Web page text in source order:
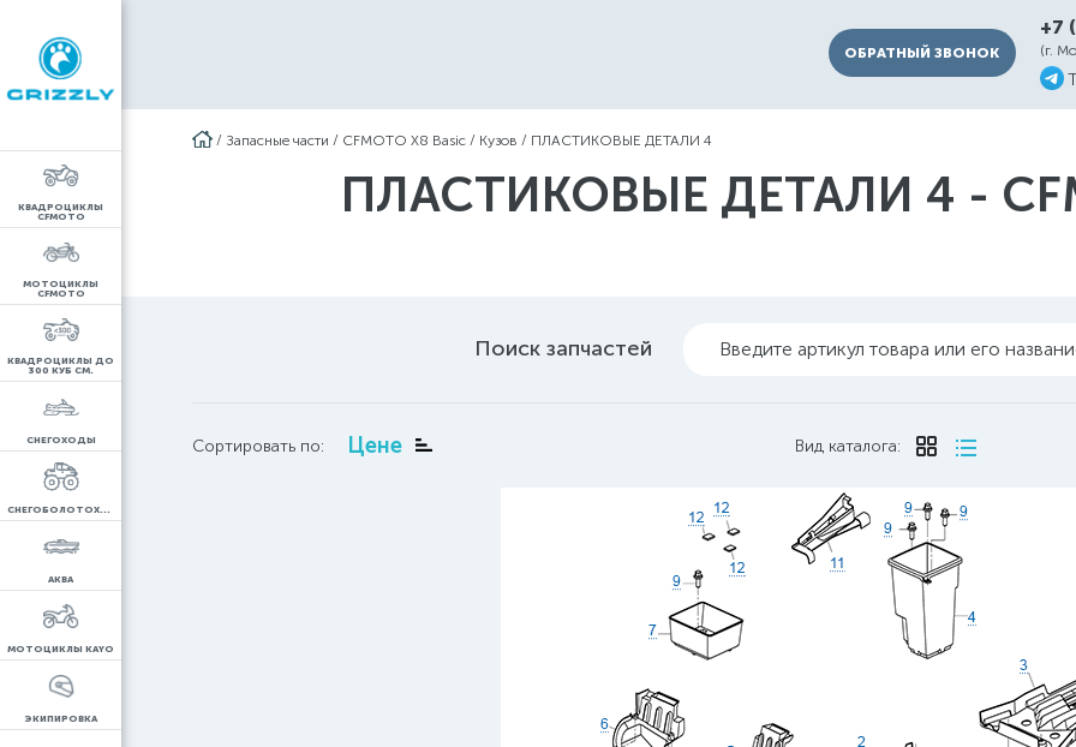
КВАДРОЦИКЛЫ
CFMOTO
МОТОЦИКЛЫ
CFMOTO
КВАДРОЦИКЛЫ ДО
300 КУБ СМ.
СНЕГОХОДЫ
СНЕГОБОЛОТОХОДЫ
АКВА
МОТОЦИКЛЫ KAYO
ЭКИПИРОВКА
ОБРАТНЫЙ ЗВОНОК
+7
(г.
/ Запасные части / CFMOTO X8 Basic / Кузов / ПЛАСТИКОВЫЕ ДЕТАЛИ 4
ПЛАСТИКОВЫЕ ДЕТАЛИ 4 -
Поиск запчастей Введите артикул товара или его
Сортировать по: Цене Вид каталога: